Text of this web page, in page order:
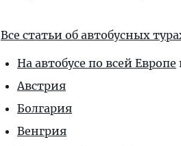
Все статьи об автобусных
На автобусе по всей Европе
Австрия
Болгария
Венгрия